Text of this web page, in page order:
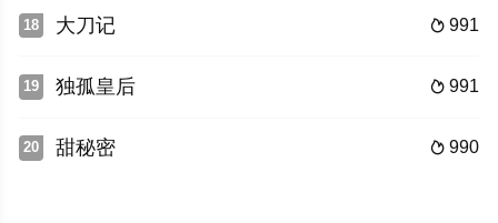
18  991
大刀记
19  991
独孤皇后
20  990
甜秘密